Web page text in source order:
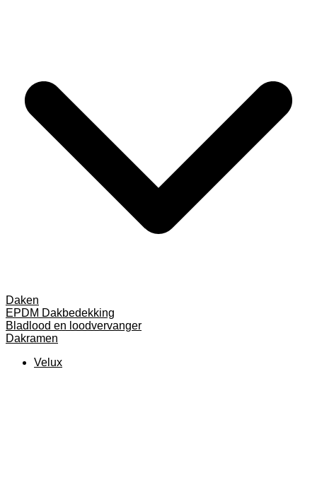
Daken
EPDM Dakbedekking
Bladlood en loodvervanger
Dakramen
Velux